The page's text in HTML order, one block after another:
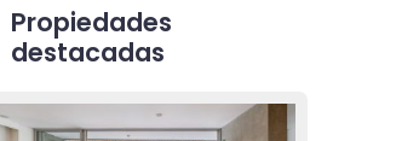
Propiedades
destacadas